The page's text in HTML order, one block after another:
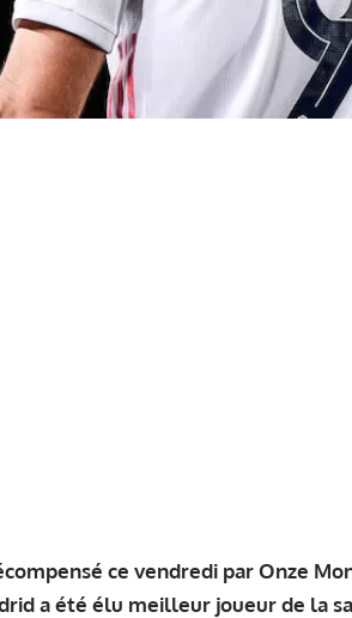
ce vendredi parOnze
a été élu meilleur joueur de la